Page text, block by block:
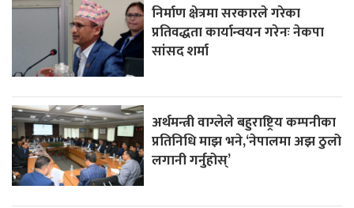
निर्माण क्षेत्रमा सरकारले गरेका
प्रतिवद्धता कार्यान्वयन गरेनः नेकपा
सांसद शर्मा
अर्थमन्त्री वाग्लेले बहुराष्ट्रिय कम्पनीका
प्रतिनिधि माझ भने,‘नेपालमा अझ ठुलो
लगानी गर्नुहोस्’